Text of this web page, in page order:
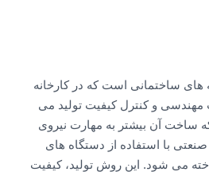
های ساختمانی است که در کارخانه
و کنترل کیفیت تولید می
ساخت آن بیشتر به مهارت نیروی
با استفاده از دستگاه های
می شود. این روش تولید، کیفیت